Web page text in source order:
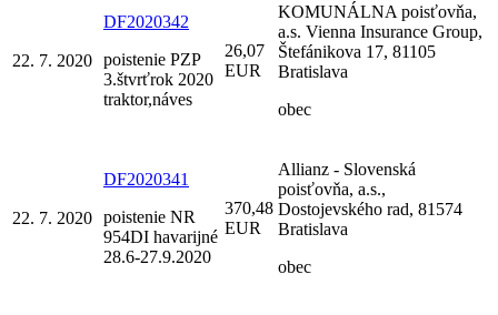
22. 7. 2020
DF2020342
poistenie PZP
3.štvrťrok 2020
traktor,náves
26,07
EUR
KOMUNÁLNA poisťovňa,
a.s. Vienna Insurance Group,
Štefánikova 17, 81105
Bratislava
obec
22. 7. 2020
DF2020341
poistenie NR
954DI havarijné
28.6-27.9.2020
370,48
EUR
Allianz - Slovenská
poisťovňa, a.s.,
Dostojevského rad, 81574
Bratislava
obec